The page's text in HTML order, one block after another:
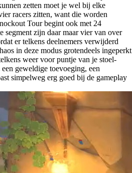
zetten moet je wel bij elke
racers zitten, want die worden
Tour begint ook met 24
segment zijn daar maar vier van over
er telkens deelnemers verwijderd
in deze modus grotendeels ingeperkt
weer voor puntje van je stoel-
geweldige toevoeging, een
simpelweg erg goed bij de gameplay